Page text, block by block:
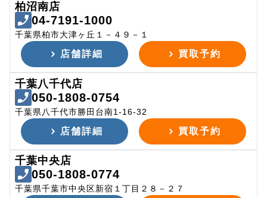
柏沼南店
04-7191-1000
千葉県柏市大津ヶ丘１－４９－１
店舗詳細 買取予約
千葉八千代店
050-1808-0754
千葉県八千代市勝田台南1-16-32
店舗詳細 買取予約
千葉中央店
050-1808-0774
千葉県千葉市中央区新宿１丁目２８－２７